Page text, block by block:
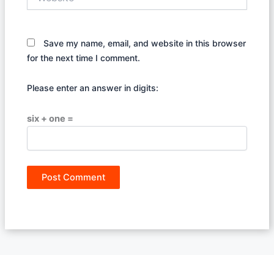
Save my name, email, and website in this browser
for the next time I comment.
Please enter an answer in digits:
six + one =